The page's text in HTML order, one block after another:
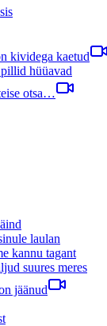
kividega kaetud
hüüavad
otsa…
laulan
kannu tagant
suures meres
jäänud